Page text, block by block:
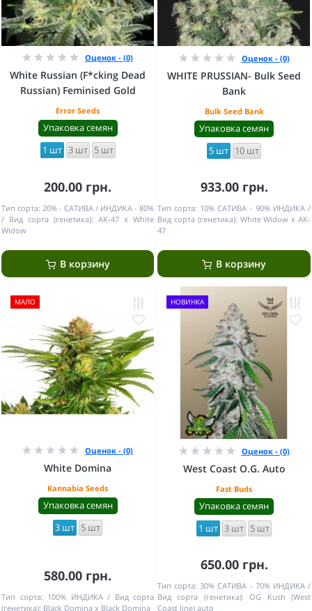
Оценок - (0)
White Russian (F*cking Dead
Russian) Feminised Gold
Error Seeds
Упаковка семян
1 шт 3 шт 5 шт
200.00 грн.
Тип сорта: 20% - САТИВА / ИНДИКА - 80%
Вид сорта (генетика): AK-47 x White
Widow
В корзину
Оценок - (0)
WHITE PRUSSIAN- Bulk Seed
Bank
Bulk Seed Bank
Упаковка семян
5 шт 10 шт
933.00 грн.
Тип сорта: 10% САТИВА - 90% ИНДИКА
Вид сорта (генетика): White Widow x AK-
47
В корзину
МАЛО
Оценок - (0)
White Domina
Kannabia Seeds
Упаковка семян
3 шт 5 шт
580.00 грн.
Тип сорта: 100% ИНДИКА
Вид сорта
(генетика): Black Domina x Black Domina
НОВИНКА
Оценок - (0)
West Coast O.G. Auto
Fast Buds
Упаковка семян
1 шт 3 шт 5 шт
650.00 грн.
Тип сорта: 30% САТИВА - 70% ИНДИКА
Вид сорта (генетика):
OG Kush (West
Coast line) auto